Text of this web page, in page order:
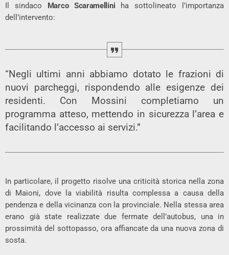
Il sindaco Marco Scaramellini ha sottolineato l’importanza
dell’intervento:
“Negli ultimi anni abbiamo dotato le frazioni di
nuovi parcheggi, rispondendo alle esigenze dei
residenti. Con Mossini completiamo un
programma atteso, mettendo in sicurezza l’area e
facilitando l’accesso ai servizi.”
In particolare, il progetto risolve una criticità storica nella zona
di Maioni, dove la viabilità risulta complessa a causa della
pendenza e della vicinanza con la provinciale. Nella stessa area
erano già state realizzate due fermate dell’autobus, una in
prossimità del sottopasso, ora affiancate da una nuova zona di
sosta.